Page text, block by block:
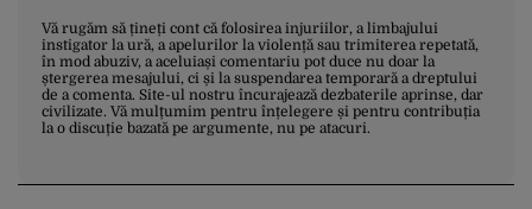
Vă rugăm să țineți cont că folosirea injuriilor, a limbajului
instigator la ură, a apelurilor la violență sau trimiterea repetată,
în mod abuziv, a aceluiași comentariu pot duce nu doar la
ștergerea mesajului, ci și la suspendarea temporară a dreptului
de a comenta. Site-ul nostru încurajează dezbaterile aprinse, dar
civilizate. Vă mulțumim pentru înțelegere și pentru contribuția
la o discuție bazată pe argumente, nu pe atacuri.